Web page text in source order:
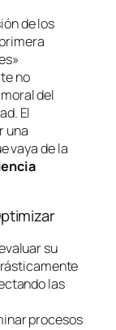
de los
no
del
El
una
vaya de la
su
las
procesos